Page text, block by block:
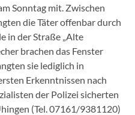
Sonntag mit. Zwischen
die Täter offenbar durch
in der Straße „Alte
brachen das Fenster
sie lediglich in
Erkenntnissen nach
der Polizei sicherten
(Tel. 07161/9381120)